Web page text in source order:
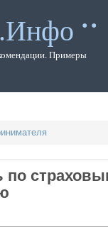
Примеры
по